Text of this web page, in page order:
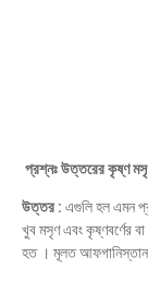
প্রশ্নঃ উত্তরের কৃষ্ণ
উত্তর : এগুলি হল এমন
খুব মসৃণ এবং কৃষ্ণবর্ণের
হত । মূলত আফগানিস্তান